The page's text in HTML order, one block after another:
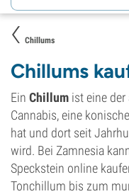
Chillums
Chillums
Ein Chillum ist eine
Cannabis, eine
hat und dort seit
wird. Bei Zamnesia
Speckstein online
Tonchillum bis zum